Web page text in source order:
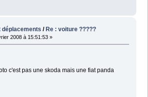
déplacements / Re : voiture ?????
2008 à 15:51:53 »
c'est pas une skoda mais une fiat panda